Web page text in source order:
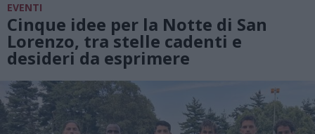
EVENTI
Cinque idee per la Notte di San
Lorenzo, tra stelle cadenti e
desideri da esprimere